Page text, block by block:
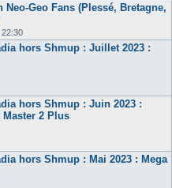
Geo Fans (Plessé, Bretagne,
hors Shmup : Juillet 2023 :
hors Shmup : Juin 2023 :
2 Plus
hors Shmup : Mai 2023 : Mega